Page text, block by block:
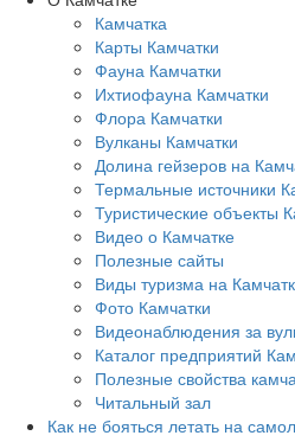
Камчатка
Карты Камчатки
Фауна Камчатки
Ихтиофауна Камчатки
Флора Камчатки
Вулканы Камчатки
Долина гейзеров на
Термальные источники
Туристические объекты
Видео о Камчатке
Полезные сайты
Виды туризма на
Фото Камчатки
Видеонаблюдения за
Каталог предприятий
Полезные свойства
Читальный зал
Как не бояться летать на